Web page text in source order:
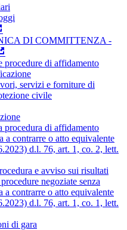
DI COMMITTENZA -
procedure di affidamento
servizi e forniture di
civile
procedura di affidamento
a contrarre o atto equivalente
d.l. 76, art. 1, co. 2, lett.
e avviso sui risultati
negoziate senza
a contrarre o atto equivalente
d.l. 76, art. 1, co. 1, lett.
di gara